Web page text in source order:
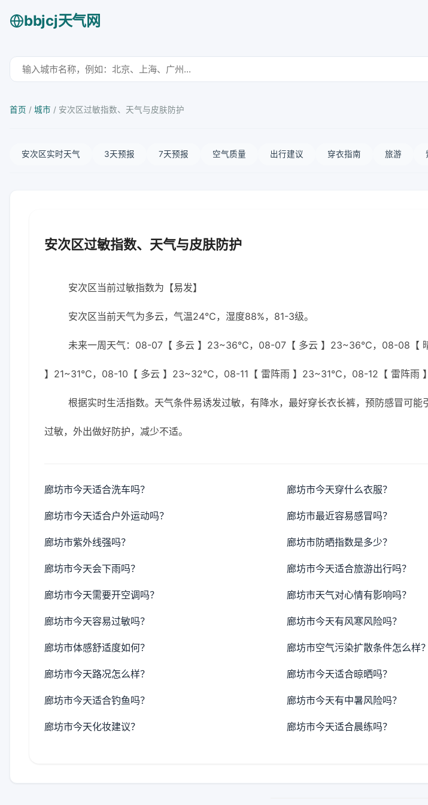
bbjcj天气网
首页 / 城市 / 安次区过敏指数、天气与皮肤防护
安次区实时天气 3天预报 7天预报 空气质量 出行建议 穿衣指南 旅游
安次区过敏指数、天气与皮肤防护
安次区当前过敏指数为【易发】
安次区当前天气为多云，气温24℃，湿度88%，81-3级。
未来一周天气：08-07【 多云 】23~36℃，08-07【 多云 】23~36℃，08-08【
】21~31℃，08-10【 多云 】23~32℃，08-11【 雷阵雨 】23~31℃，08-12【 雷阵雨
根据实时生活指数。天气条件易诱发过敏，有降水，最好穿长衣长裤，预防感冒可能
过敏，外出做好防护，减少不适。
廊坊市今天适合洗车吗？ 廊坊市今天穿什么衣服？
廊坊市今天适合户外运动吗？ 廊坊市最近容易感冒吗？
廊坊市紫外线强吗？ 廊坊市防晒指数是多少？
廊坊市今天会下雨吗？ 廊坊市今天适合旅游出行吗？
廊坊市今天需要开空调吗？ 廊坊市天气对心情有影响吗？
廊坊市今天容易过敏吗？ 廊坊市今天有风寒风险吗？
廊坊市体感舒适度如何？ 廊坊市空气污染扩散条件怎么样？
廊坊市今天路况怎么样？ 廊坊市今天适合晾晒吗？
廊坊市今天适合钓鱼吗？ 廊坊市今天有中暑风险吗？
廊坊市今天化妆建议？ 廊坊市今天适合晨练吗？